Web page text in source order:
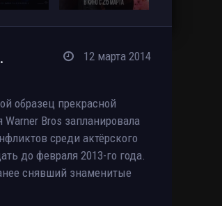
12 марта 2014
образец прекрасной
Bros запланировала
среди актёрского
до февраля 2013-го года.
снявший знаменитые